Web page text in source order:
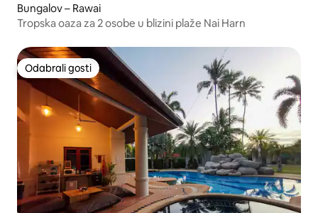
Bungalov – Rawai
Tropska oaza za 2 osobe u blizini plaže Nai Harn
Odabrali gosti
Odabrali gosti